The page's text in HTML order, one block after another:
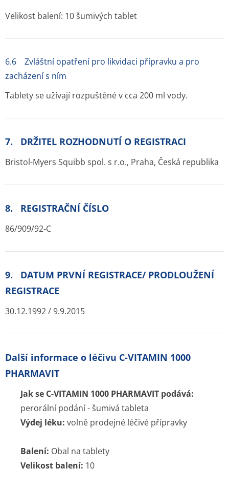
Velikost balení: 10 šumivých tablet
6.6 Zvláštní opatření pro likvidaci přípravku a pro
zacházení s ním
Tablety se užívají rozpuštěné v cca 200 ml vody.
7. DRŽITEL ROZHODNUTÍ O REGISTRACI
Bristol-Myers Squibb spol. s r.o., Praha, Česká republika
8. REGISTRAČNÍ ČÍSLO
86/909/92-C
9. DATUM PRVNÍ REGISTRACE/ PRODLOUŽENÍ
REGISTRACE
30.12.1992 / 9.9.2015
Další informace o léčivu C-VITAMIN 1000
PHARMAVIT
Jak se C-VITAMIN 1000 PHARMAVIT podává:
perorální podání - šumivá tableta
Výdej léku: volně prodejné léčivé přípravky
Balení: Obal na tablety
Velikost balení: 10